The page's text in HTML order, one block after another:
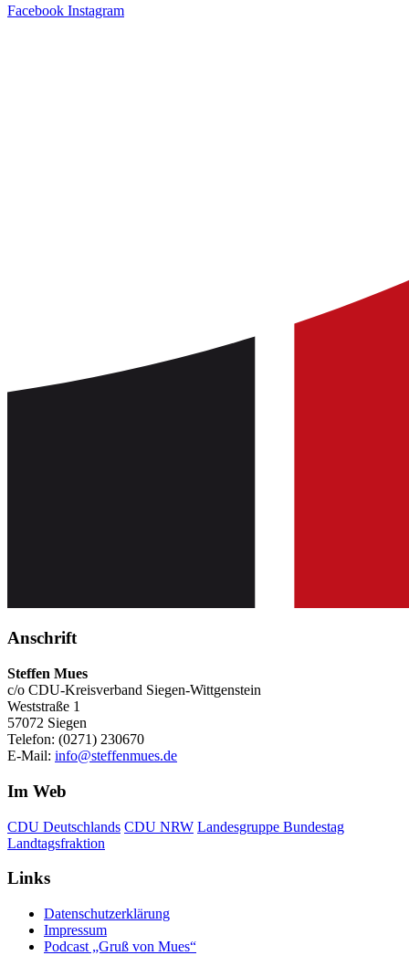
Facebook Instagram
Anschrift
Steffen Mues
c/o CDU-Kreisverband Siegen-Wittgenstein
Weststraße 1
57072 Siegen
Telefon: (0271) 230670
E-Mail: info@steffenmues.de
Im Web
CDU Deutschlands CDU NRW Landesgruppe Bundestag
Landtagsfraktion
Links
Datenschutzerklärung
Impressum
Podcast „Gruß von Mues“